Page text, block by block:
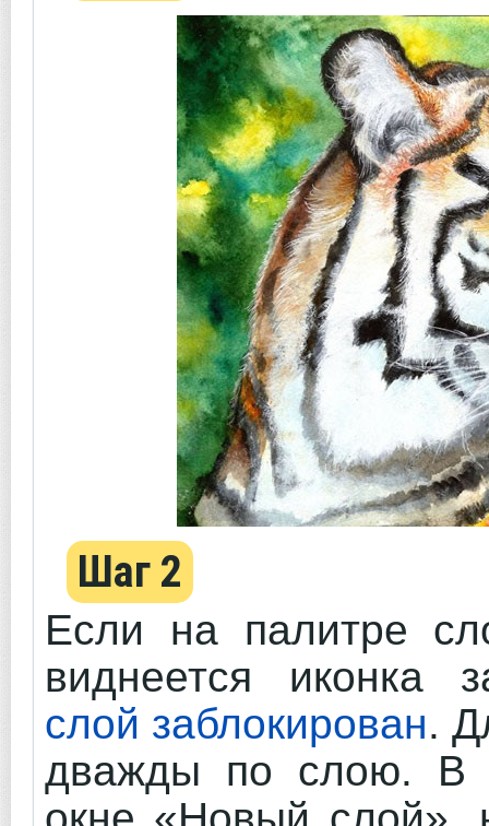
Шаг 2
Если на палитре
виднеется иконка
слой заблокирован.
дважды по слою. В